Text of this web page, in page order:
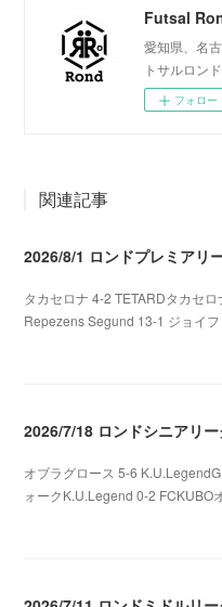
Futsal
愛知県、名
トサルロンド
フォロー
関連記事
2026/8/1 ロンドプレミアリ
タカセロナ 4-2 TETARDタカセロ
Repezens Segund 13-1 ジョイ
2026/7/18 ロンドシニアリ
オブラグロース 5-6
ォークK.U.Legend 0-2 FCKUBO